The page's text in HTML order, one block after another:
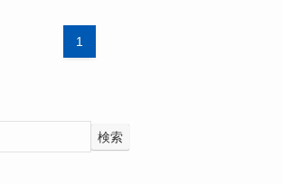
1
検索